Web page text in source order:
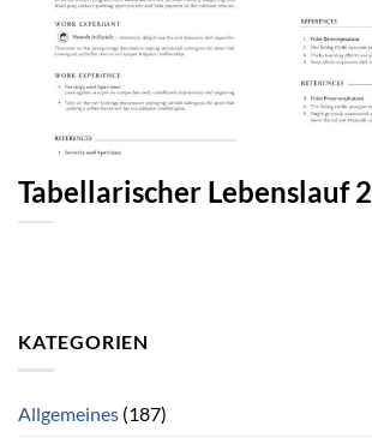
Tabellarischer Lebenslauf 2
KATEGORIEN
Allgemeines (187)